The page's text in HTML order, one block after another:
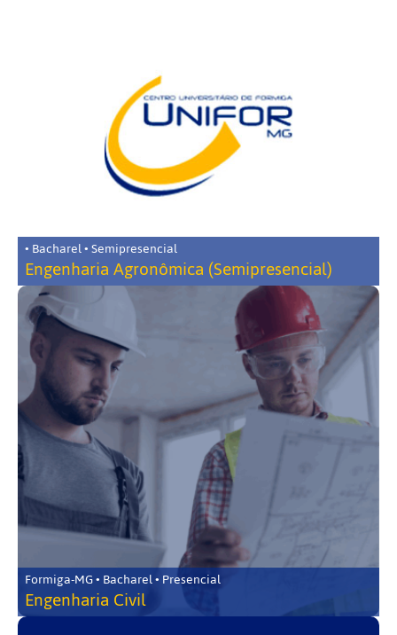
• Bacharel • Semipresencial
Engenharia Agronômica (Semipresencial)
Formiga-MG • Bacharel • Presencial
Engenharia Civil